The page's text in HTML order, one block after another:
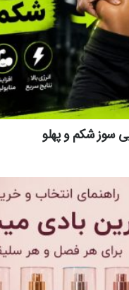
سوز شکم و پهلو